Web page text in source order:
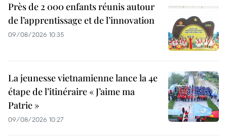
Près de 2 000 enfants réunis autour
de l’apprentissage et de l’innovation
09/08/2026 10:35
La jeunesse vietnamienne lance la 4e
étape de l’itinéraire « J’aime ma
Patrie »
09/08/2026 10:27